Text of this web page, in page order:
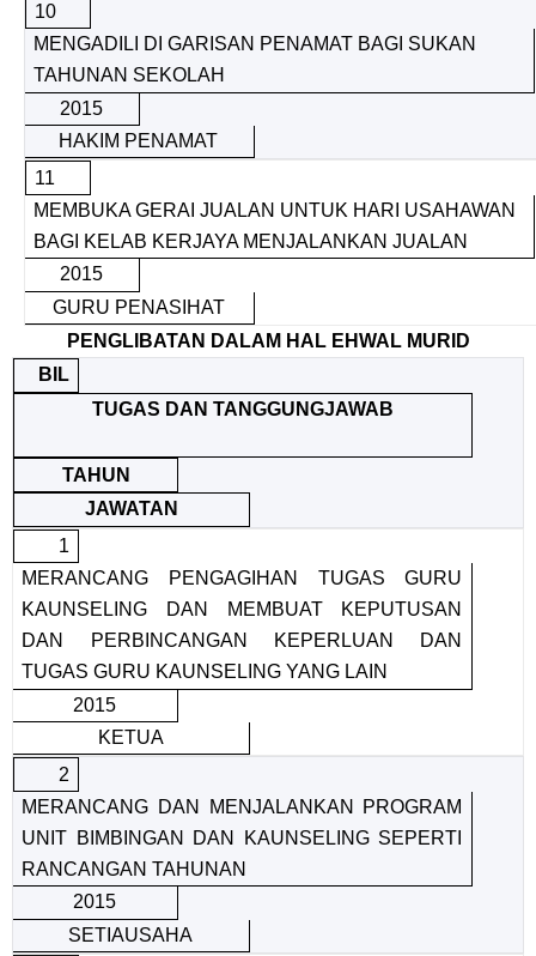
10
MENGADILI DI GARISAN PENAMAT BAGI SUKAN
TAHUNAN SEKOLAH
2015
HAKIM PENAMAT
11
MEMBUKA GERAI JUALAN UNTUK HARI USAHAWAN
BAGI KELAB KERJAYA MENJALANKAN JUALAN
2015
GURU PENASIHAT
PENGLIBATAN DALAM HAL EHWAL MURID
BIL
TUGAS DAN TANGGUNGJAWAB
TAHUN
JAWATAN
1
MERANCANG PENGAGIHAN TUGAS GURU
KAUNSELING DAN MEMBUAT KEPUTUSAN
DAN PERBINCANGAN KEPERLUAN DAN
TUGAS GURU KAUNSELING YANG LAIN
2015
KETUA
2
MERANCANG DAN MENJALANKAN PROGRAM
UNIT BIMBINGAN DAN KAUNSELING SEPERTI
RANCANGAN TAHUNAN
2015
SETIAUSAHA